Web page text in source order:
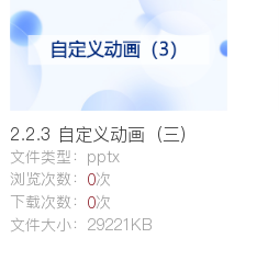
2.2.3 自定义动画（三）
文件类型：pptx
浏览次数： 0次
下载次数： 0次
文件大小：29221KB